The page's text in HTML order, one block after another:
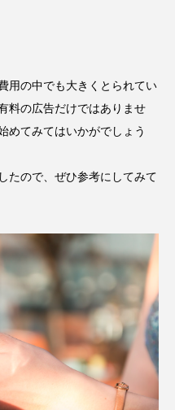
用の中でも大きくとられてい
料の広告だけではありませ
めてみてはいかがでしょう
たので、ぜひ参考にしてみて